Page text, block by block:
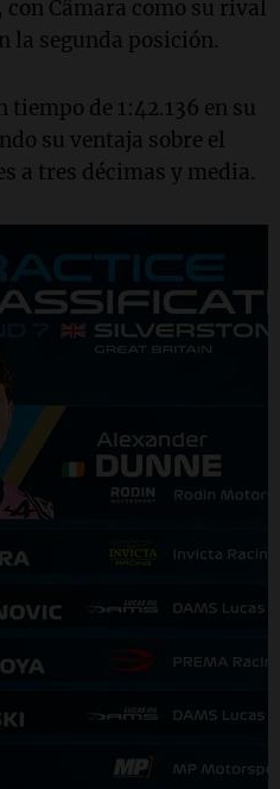
Câmara como su rival
la segunda posición.
de 1:42.136 en su
su ventaja sobre el
a tres décimas y media.